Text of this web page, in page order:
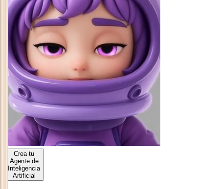
Crea tu
Agente de
Inteligencia
Artificial